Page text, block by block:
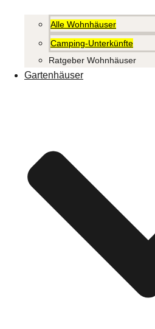
Alle Wohnhäuser
Camping-Unterkünfte
Ratgeber Wohnhäuser
Gartenhäuser